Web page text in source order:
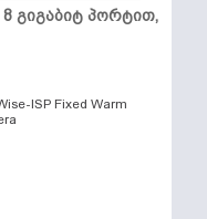
გიგაბიტ პორტით,